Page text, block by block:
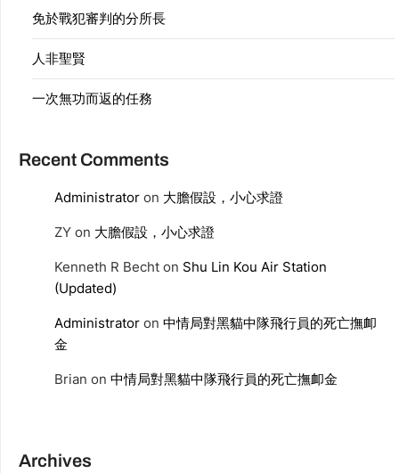
免於戰犯審判的分所長
人非聖賢
一次無功而返的任務
Recent Comments
Administrator on 大膽假設，小心求證
ZY on 大膽假設，小心求證
Kenneth R Becht on Shu Lin Kou Air Station
(Updated)
Administrator on 中情局對黑貓中隊飛行員的死亡撫卹
金
Brian on 中情局對黑貓中隊飛行員的死亡撫卹金
Archives